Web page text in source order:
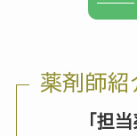
薬剤師紹
「担